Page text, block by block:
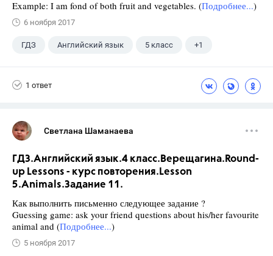
Example: I am fond of both fruit and vegetables. (Подробнее...)
6 ноября 2017
ГДЗ Английский язык 5 класс +1
1 ответ
Светлана Шаманаева
ГДЗ.Английский язык.4 класс.Верещагина.Round-
up Lessons - курс повторения.Lesson
5.Animals.Задание 11.
Как выполнить письменно следующее задание ?
Guessing game: ask your friend questions about his/her favourite
animal and (Подробнее...)
5 ноября 2017